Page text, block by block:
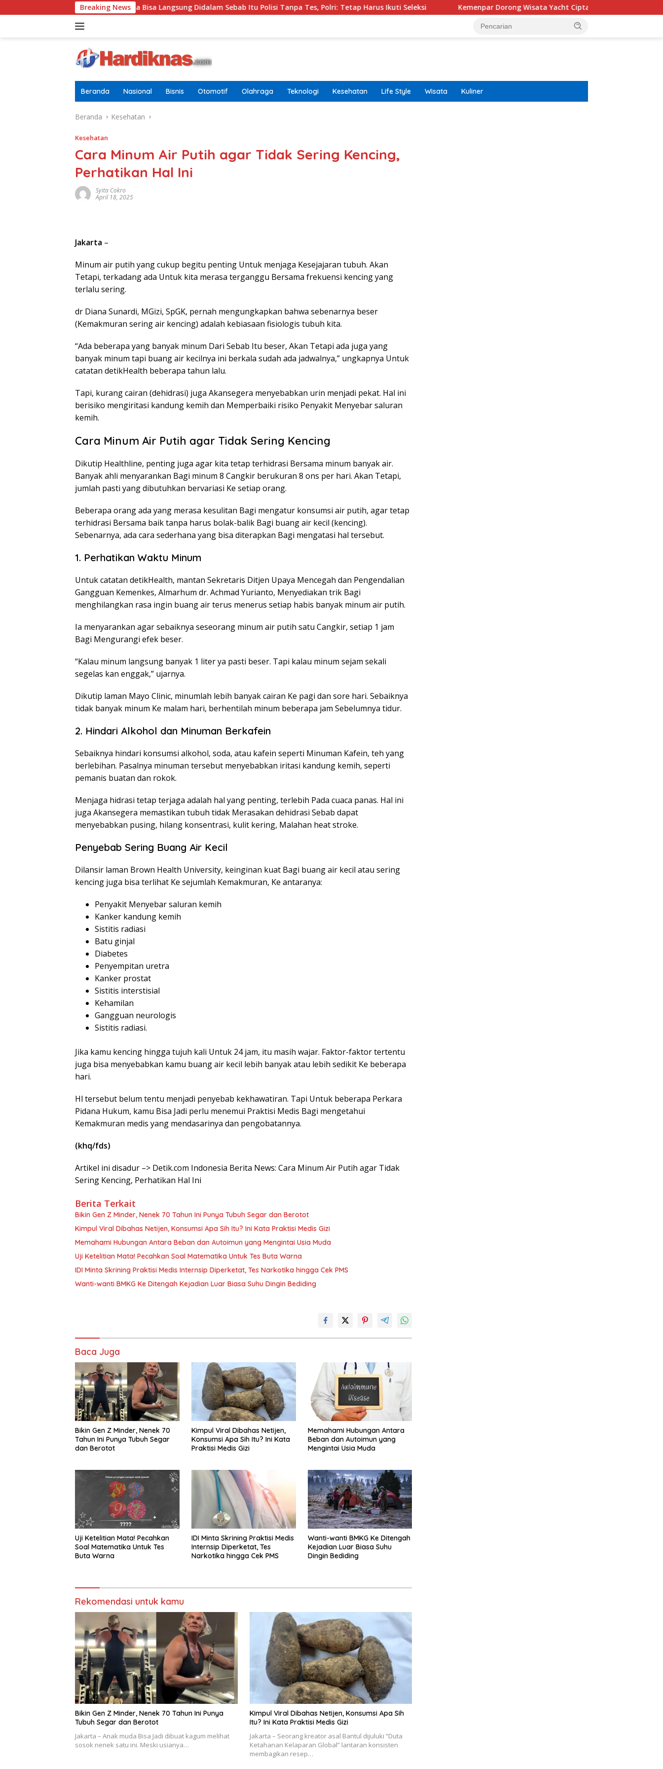
ke
Breaking News
Pramuka Garuda Bisa Langsung Didalam Sebab Itu Polisi Tanpa Tes, Polri: Tetap Harus Ikuti Seleksi Kemenpar Dorong Wisata Yacht Ciptakan Efek Berganda Untuk Ekonomi
Beranda Nasional Bisnis Otomotif Olahraga Teknologi Kesehatan Life Style Wisata Kuliner
Beranda Kesehatan
Kesehatan
Cara Minum Air Putih agar Tidak Sering Kencing,
Perhatikan Hal Ini
Syita Cokro
April 18, 2025
Jakarta –
Minum air putih yang cukup begitu penting Untuk menjaga Kesejajaran tubuh. Akan
Tetapi, terkadang ada Untuk kita merasa terganggu Bersama frekuensi kencing yang
terlalu sering.
dr Diana Sunardi, MGizi, SpGK, pernah mengungkapkan bahwa sebenarnya beser
(Kemakmuran sering air kencing) adalah kebiasaan fisiologis tubuh kita.
“Ada beberapa yang banyak minum Dari Sebab Itu beser, Akan Tetapi ada juga yang
banyak minum tapi buang air kecilnya ini berkala sudah ada jadwalnya,” ungkapnya Untuk
catatan detikHealth beberapa tahun lalu.
Tapi, kurang cairan (dehidrasi) juga Akansegera menyebabkan urin menjadi pekat. Hal ini
berisiko mengiritasi kandung kemih dan Memperbaiki risiko Penyakit Menyebar saluran
kemih.
Cara Minum Air Putih agar Tidak Sering Kencing
Dikutip Healthline, penting juga agar kita tetap terhidrasi Bersama minum banyak air.
Banyak ahli menyarankan Bagi minum 8 Cangkir berukuran 8 ons per hari. Akan Tetapi,
jumlah pasti yang dibutuhkan bervariasi Ke setiap orang.
Beberapa orang ada yang merasa kesulitan Bagi mengatur konsumsi air putih, agar tetap
terhidrasi Bersama baik tanpa harus bolak-balik Bagi buang air kecil (kencing).
Sebenarnya, ada cara sederhana yang bisa diterapkan Bagi mengatasi hal tersebut.
1. Perhatikan Waktu Minum
Untuk catatan detikHealth, mantan Sekretaris Ditjen Upaya Mencegah dan Pengendalian
Gangguan Kemenkes, Almarhum dr. Achmad Yurianto, Menyediakan trik Bagi
menghilangkan rasa ingin buang air terus menerus setiap habis banyak minum air putih.
Ia menyarankan agar sebaiknya seseorang minum air putih satu Cangkir, setiap 1 jam
Bagi Mengurangi efek beser.
“Kalau minum langsung banyak 1 liter ya pasti beser. Tapi kalau minum sejam sekali
segelas kan enggak,” ujarnya.
Dikutip laman Mayo Clinic, minumlah lebih banyak cairan Ke pagi dan sore hari. Sebaiknya
tidak banyak minum Ke malam hari, berhentilah minum beberapa jam Sebelumnya tidur.
2. Hindari Alkohol dan Minuman Berkafein
Sebaiknya hindari konsumsi alkohol, soda, atau kafein seperti Minuman Kafein, teh yang
berlebihan. Pasalnya minuman tersebut menyebabkan iritasi kandung kemih, seperti
pemanis buatan dan rokok.
Menjaga hidrasi tetap terjaga adalah hal yang penting, terlebih Pada cuaca panas. Hal ini
juga Akansegera memastikan tubuh tidak Merasakan dehidrasi Sebab dapat
menyebabkan pusing, hilang konsentrasi, kulit kering, Malahan heat stroke.
Penyebab Sering Buang Air Kecil
Dilansir laman Brown Health University, keinginan kuat Bagi buang air kecil atau sering
kencing juga bisa terlihat Ke sejumlah Kemakmuran, Ke antaranya:
Penyakit Menyebar saluran kemih
Kanker kandung kemih
Sistitis radiasi
Batu ginjal
Diabetes
Penyempitan uretra
Kanker prostat
Sistitis interstisial
Kehamilan
Gangguan neurologis
Sistitis radiasi.
Jika kamu kencing hingga tujuh kali Untuk 24 jam, itu masih wajar. Faktor-faktor tertentu
juga bisa menyebabkan kamu buang air kecil lebih banyak atau lebih sedikit Ke beberapa
hari.
Hl tersebut belum tentu menjadi penyebab kekhawatiran. Tapi Untuk beberapa Perkara
Pidana Hukum, kamu Bisa Jadi perlu menemui Praktisi Medis Bagi mengetahui
Kemakmuran medis yang mendasarinya dan pengobatannya.
(khq/fds)
Artikel ini disadur –> Detik.com Indonesia Berita News: Cara Minum Air Putih agar Tidak
Sering Kencing, Perhatikan Hal Ini
Berita Terkait
Bikin Gen Z Minder, Nenek 70 Tahun Ini Punya Tubuh Segar dan Berotot
Kimpul Viral Dibahas Netijen, Konsumsi Apa Sih Itu? Ini Kata Praktisi Medis Gizi
Memahami Hubungan Antara Beban dan Autoimun yang Mengintai Usia Muda
Uji Ketelitian Mata! Pecahkan Soal Matematika Untuk Tes Buta Warna
IDI Minta Skrining Praktisi Medis Internsip Diperketat, Tes Narkotika hingga Cek PMS
Wanti-wanti BMKG Ke Ditengah Kejadian Luar Biasa Suhu Dingin Bediding
Baca Juga
Bikin Gen Z Minder, Nenek 70
Tahun Ini Punya Tubuh Segar
dan Berotot
Kimpul Viral Dibahas Netijen,
Konsumsi Apa Sih Itu? Ini Kata
Praktisi Medis Gizi
Memahami Hubungan Antara
Beban dan Autoimun yang
Mengintai Usia Muda
Uji Ketelitian Mata! Pecahkan
Soal Matematika Untuk Tes
Buta Warna
IDI Minta Skrining Praktisi Medis
Internsip Diperketat, Tes
Narkotika hingga Cek PMS
Wanti-wanti BMKG Ke Ditengah
Kejadian Luar Biasa Suhu
Dingin Bediding
Rekomendasi untuk kamu
Bikin Gen Z Minder, Nenek 70 Tahun Ini Punya
Tubuh Segar dan Berotot
Jakarta – Anak muda Bisa Jadi dibuat kagum melihat
sosok nenek satu ini. Meski usianya…
Kimpul Viral Dibahas Netijen, Konsumsi Apa Sih
Itu? Ini Kata Praktisi Medis Gizi
Jakarta – Seorang kreator asal Bantul dijuluki “Duta
Ketahanan Kelaparan Global” lantaran konsisten
membagikan resep…